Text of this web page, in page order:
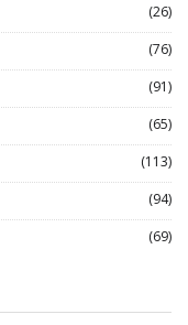
(26)
(76)
(91)
(65)
(113)
(94)
(69)